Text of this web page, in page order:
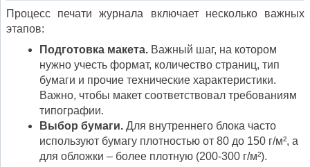
Процесс печати журнала включает несколько важных
этапов:
Подготовка макета. Важный шаг, на котором
нужно учесть формат, количество страниц, тип
бумаги и прочие технические характеристики.
Важно, чтобы макет соответствовал требованиям
типографии.
Выбор бумаги. Для внутреннего блока часто
используют бумагу плотностью от 80 до 150 г/м², а
для обложки – более плотную (200-300 г/м²).